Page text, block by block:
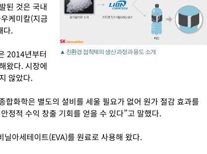
▲ 친환경 접착제의 생산 과정과 용도 소개.
된 것은 국내
케미칼(지금
다.
2014년부터
왔다. 시장에
않았다.
합화학은 별도의 설비를 세울 필요가 없어 원가 절감 효과를
정적 수익 창출 기회를 얻을 수 있다”고 말했다.
닐아세테이트(EVA)를 원료로 사용해 왔다.